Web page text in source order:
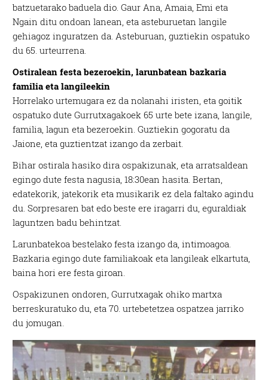
batzuetarako baduela dio. Gaur Ana, Amaia, Emi eta
Ngain ditu ondoan lanean, eta asteburuetan langile
gehiagoz inguratzen da. Asteburuan, guztiekin ospatuko
du 65. urteurrena.
Ostiralean festa bezeroekin, larunbatean bazkaria
familia eta langileekin
Horrelako urtemugara ez da nolanahi iristen, eta goitik
ospatuko dute Gurrutxagakoek 65 urte bete izana, langile,
familia, lagun eta bezeroekin. Guztiekin gogoratu da
Jaione, eta guztientzat izango da zerbait.
Bihar ostirala hasiko dira ospakizunak, eta arratsaldean
egingo dute festa nagusia, 18:30ean hasita. Bertan,
edatekorik, jatekorik eta musikarik ez dela faltako agindu
du. Sorpresaren bat edo beste ere iragarri du, eguraldiak
laguntzen badu behintzat.
Larunbatekoa bestelako festa izango da, intimoagoa.
Bazkaria egingo dute familiakoak eta langileak elkartuta,
baina hori ere festa giroan.
Ospakizunen ondoren, Gurrutxagak ohiko martxa
berreskuratuko du, eta 70. urtebetetzea ospatzea jarriko
du jomugan.